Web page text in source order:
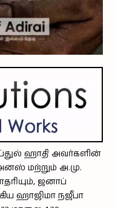
ஹாதி அவர்களின்
மற்றும் அ.மு.
ஜனாப்
ஹாஜிமா நஜீபா